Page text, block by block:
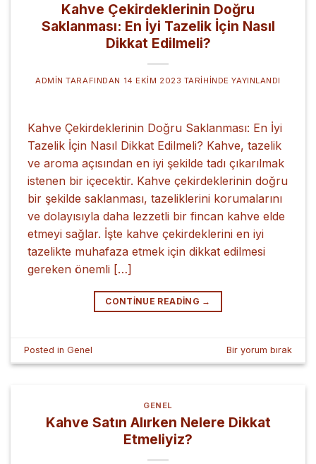
Kahve Çekirdeklerinin Doğru
Saklanması: En İyi Tazelik İçin Nasıl
Dikkat Edilmeli?
ADMIN TARAFINDAN 14 EKIM 2023 TARIHINDE YAYINLANDI
Kahve Çekirdeklerinin Doğru Saklanması: En İyi
Tazelik İçin Nasıl Dikkat Edilmeli? Kahve, tazelik
ve aroma açısından en iyi şekilde tadı çıkarılmak
istenen bir içecektir. Kahve çekirdeklerinin doğru
bir şekilde saklanması, tazeliklerini korumalarını
ve dolayısıyla daha lezzetli bir fincan kahve elde
etmeyi sağlar. İşte kahve çekirdeklerini en iyi
tazelikte muhafaza etmek için dikkat edilmesi
gereken önemli […]
CONTINUE READING →
Posted inGenel Bir yorum bırak
GENEL
Kahve Satın Alırken Nelere Dikkat
Etmeliyiz?